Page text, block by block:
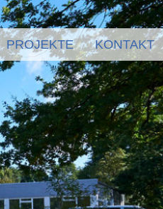
PROJEKTE KONTAKT